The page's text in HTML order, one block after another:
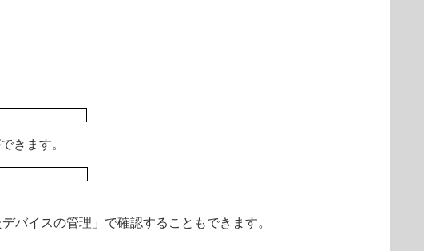
きます。
バイスの管理」で確認することもできます。